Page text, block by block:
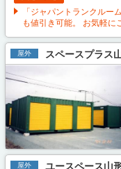
「ジャパントランクルー
も値引き可能。 お気軽に
屋外 スペースプラス
屋外 ユースペース山